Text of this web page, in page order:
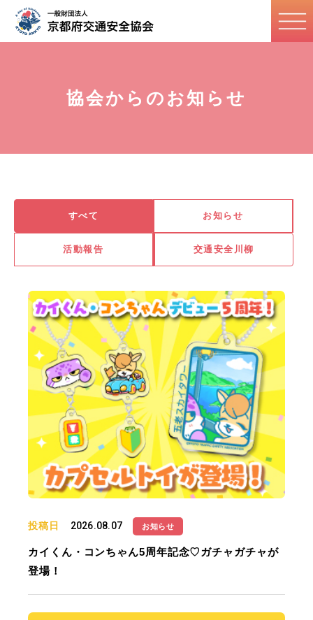
協会からのお知らせ
すべて お知らせ
活動報告 交通安全川柳
投稿日 2026.08.07 お知らせ
カイくん・コンちゃん5周年記念♡ガチャガチャが
登場！